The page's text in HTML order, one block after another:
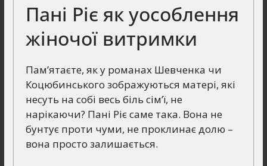
Пані Ріє як уособлення
жіночої витримки
Пам’ятаєте, як у романах Шевченка чи
Коцюбинського зображуються матері, які
несуть на собі весь біль сім’ї, не
нарікаючи? Пані Ріє саме така. Вона не
бунтує проти чуми, не проклинає долю –
вона просто залишається.